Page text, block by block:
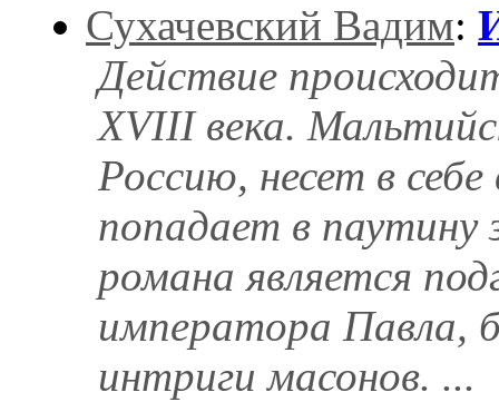
Сухачевский Вадим:
Действие
XVIII века.
Россию, несет в
попадает в
романа является
императора Павла,
интриги масонов. ...